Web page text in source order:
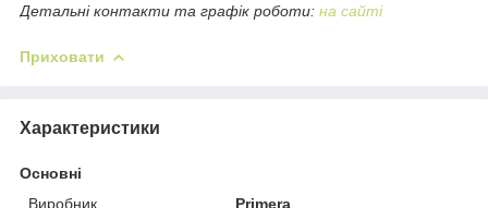
Детальні контакти та графік роботи: на сайті
Приховати
Характеристики
Основні
Виробник
Primera